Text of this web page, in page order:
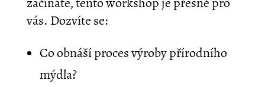
vás. Dozvíte se:
Co obnáší proces výroby přírodního
mýdla?